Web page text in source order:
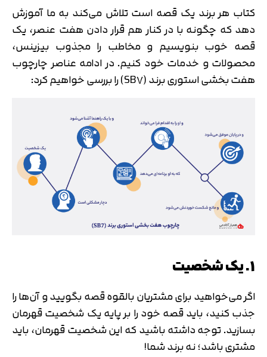
کتاب هر برند یک قصه است تلاش می‌کند به ما آموزش
دهد که چگونه با در کنار هم قرار دادن هفت عنصر، یک
قصه خوب بنویسیم و مخاطب را مجذوب بیزینس،
محصولات و خدمات خود کنیم. در ادامه عناصر چارچوب
هفت بخشی استوری برند (SB7) را بررسی خواهیم کرد:
1. یک شخصیت
اگر می‌خواهید برای مشتریان بالقوه قصه بگویید و آن‌ها را
جذب کنید، باید قصه خود را بر پایه یک شخصیت قهرمان
بسازید. توجه داشته باشید که این شخصیت قهرمان، باید
مشتری باشد؛ نه برند شما!
تایید کد
کد ارسال شده را وارد کنید
اصلاح شماره
تایید کد
دریافت مجدد کد: 00:59